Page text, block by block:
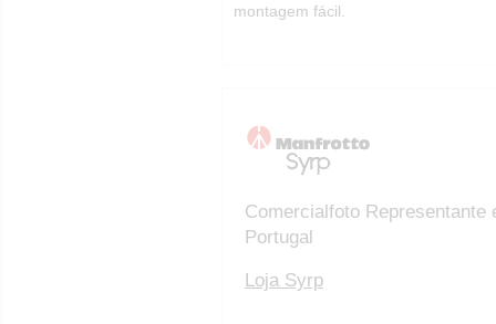
montagem fácil.
Comercialfoto
Portugal
Loja Syrp